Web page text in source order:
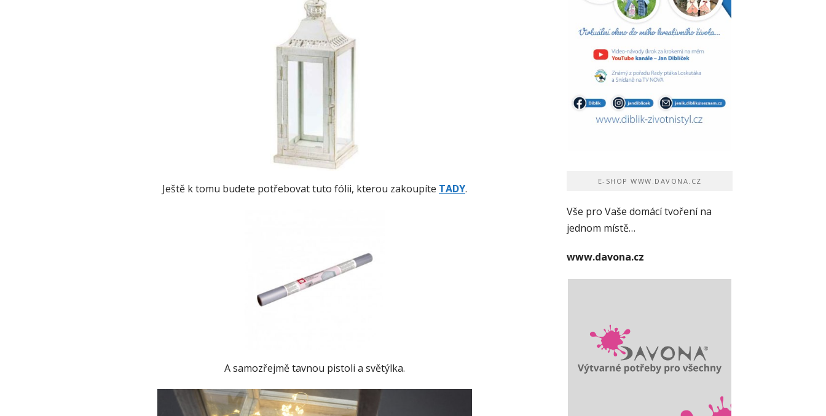
Ještě k tomu budete potřebovat tuto fólii, kterou zakoupíte TADY.
A samozřejmě tavnou pistoli a světýlka.
E-SHOP WWW.DAVONA.CZ
Vše pro Vaše domácí tvoření na
jednom místě…
www.davona.cz